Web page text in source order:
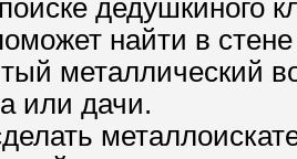
дедушкиного
найти в
металлический
или дачи.